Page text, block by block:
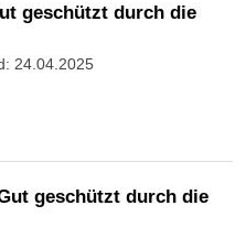
geschützt durch die
24.04.2025
geschützt durch die